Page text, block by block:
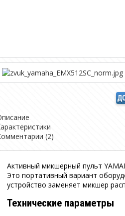
(2)
Активный микшерный пульт
Это портативный вариант
устройство заменяет микшер
Технические параметры